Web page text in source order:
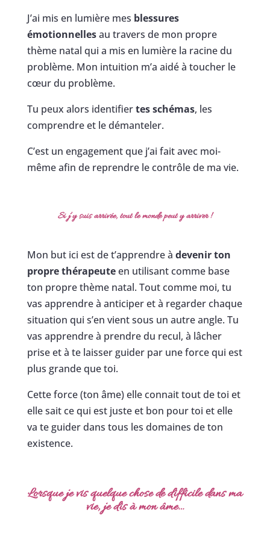
J’ai mis en lumière mes blessures
émotionnellesau travers de mon propre
thème natal qui a mis en lumière la racine du
problème. Mon intuition m’a aidé à toucher le
cœur du problème.
Tu peux alors identifiertes schémas, les
comprendre et le démanteler.
C’est un engagement que j’ai fait avec moi-
même afin de reprendre le contrôle de ma vie.
Si j’y suis arrivée, tout le monde peut y arriver !
Mon but ici est de t’apprendre à devenir ton
propre thérapeuteen utilisant comme base
ton propre thème natal. Tout comme moi, tu
vas apprendre à anticiper et à regarder chaque
situation qui s’en vient sous un autre angle. Tu
vas apprendre à prendre du recul, à lâcher
prise et à te laisser guider par une force qui est
plus grande que toi.
Cette force (ton âme) elle connait tout de toi et
elle sait ce qui est juste et bon pour toi et elle
va te guider dans tous les domaines de ton
existence.
Lorsque je vis quelque chose de difficile dans ma
vie, je dis à mon âme…